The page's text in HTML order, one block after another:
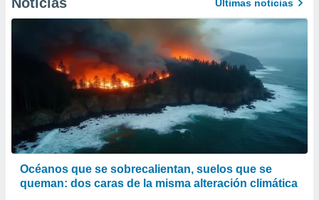
Últimas noticias
Océanos que se sobrecalientan, suelos que se
queman: dos caras de la misma alteración climática